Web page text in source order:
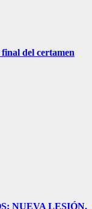
del certamen
NUEVA LESIÓN.